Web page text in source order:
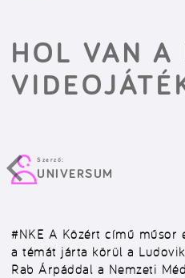
HOL VAN A
Szerző:
UNIVERSUM
#NKE A Közért című műsor
a témát járta körül a
Rab Árpáddal a Nemzeti